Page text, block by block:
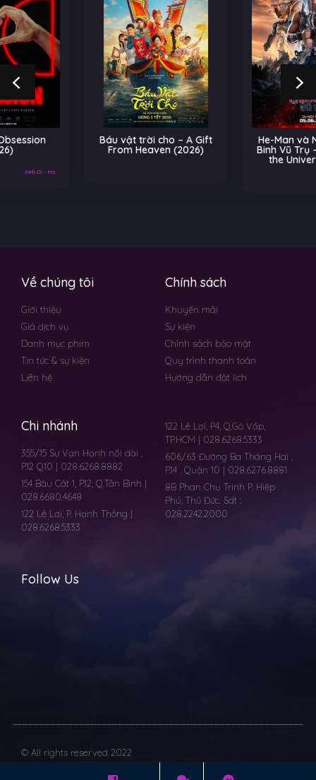
Báu vật trời cho – A Gift
From Heaven (2026)
He-Man và Những Chiến
Binh Vũ Trụ – Masters of
the Universe (2026)
Về chúng tôi
Giới thiệu
Giá dịch vụ
Danh mục phim
Tin tức & sự kiện
Liên hệ
Chính sách
Khuyến mãi
Sự kiện
Chính sách bảo mật
Quy trình thanh toán
Hướng dẫn đặt lịch
Chi nhánh
355/15 Sư Vạn Hạnh nối dài ,
P.12 Q10 | 028.6268.8882
154 Bàu Cát 1, P.12, Q.Tân Bình |
028.6680.4648
122 Lê Lơi, P. Hạnh Thông |
028.6268.5333
122 Lê Lợi, P4, Q.Gò Vấp,
TP.HCM | 028.6268.5333
606/63 Đường Ba Tháng Hai ,
P.14 , Quận 10 | 028.6276.8881
8B Phan Chu Trinh P. Hiệp
Phú, Thủ Đức. Sdt :
028.2242.2000
Follow Us
© All rights reserved 2022